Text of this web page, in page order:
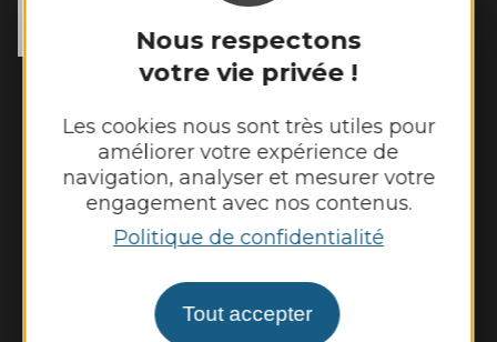
Nous respectons
votre vie privée !
Les cookies nous sont très utiles pour
améliorer votre expérience de
navigation, analyser et mesurer votre
engagement avec nos contenus.
Politique de confidentialité
Tout accepter
12200 Toulonjac
Tél. :05 65 45 11 97
Horaires d'ouverture :
Fermé au public le lundi
Mardi, mercredi et jeudi : 8h - 12h et 13h30
- 17h30
Vendredi : 9h - 12h et 13h30 - 17h30
Nous contacter